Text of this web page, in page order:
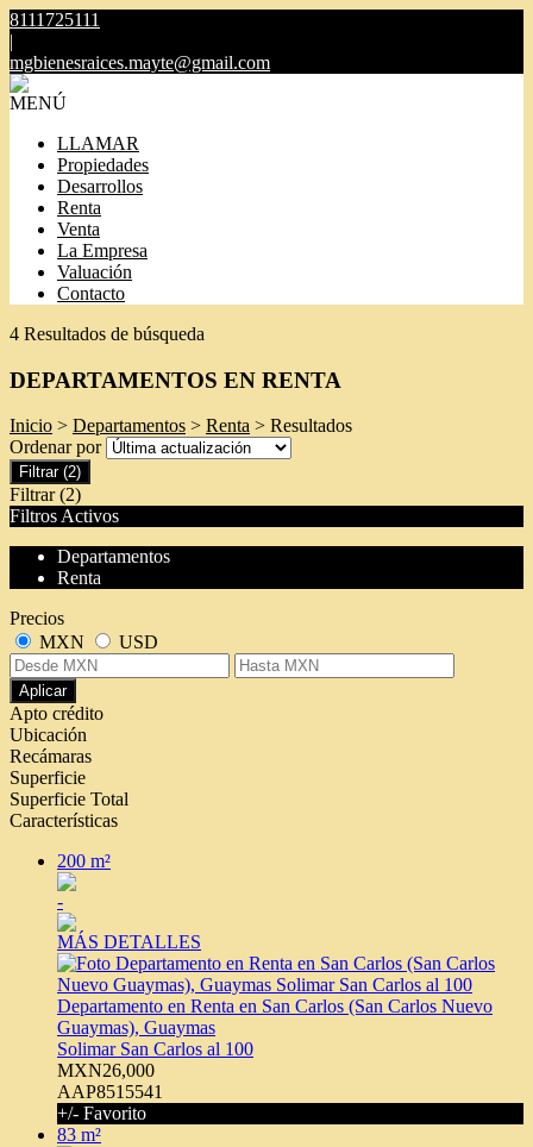
8111725111
|
mgbienesraices.mayte@gmail.com
MENÚ
LLAMAR
Propiedades
Desarrollos
Renta
Venta
La Empresa
Valuación
Contacto
4 Resultados de búsqueda
DEPARTAMENTOS EN RENTA
Inicio > Departamentos > Renta > Resultados
Ordenar por
Filtrar (2)
Filtrar (2)
Filtros Activos
Departamentos
Renta
Precios
MXN
USD
Aplicar
Apto crédito
Ubicación
Recámaras
Superficie
Superficie Total
Características
200 m²
-
MÁS DETALLES
Departamento en Renta en San Carlos (San Carlos Nuevo
Guaymas), Guaymas
Solimar San Carlos al 100
MXN26,000
AAP8515541
+/- Favorito
83 m²